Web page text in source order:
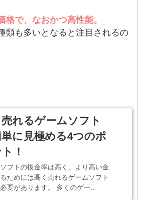
格で、なおかつ高性能。
類も多いとなると注目されるの
れるゲームソフト
に見極める4つのポ
！
フトの換金率は高く、より高い金
ためには高く売れるゲームソフト
要があります。 多くのゲー…